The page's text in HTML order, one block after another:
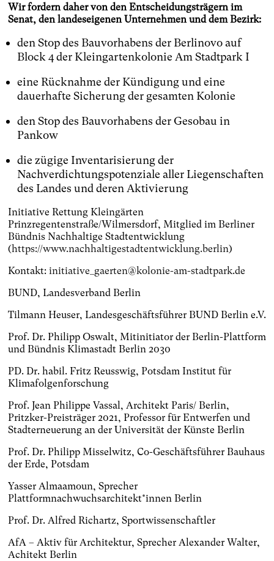
Wir fordern daher von den Entscheidungsträgern im
Senat, den landeseigenen Unternehmen und dem Bezirk:
den Stop des Bauvorhabens der Berlinovo auf
Block 4 der Kleingartenkolonie Am Stadtpark I
eine Rücknahme der Kündigung und eine
dauerhafte Sicherung der gesamten Kolonie
den Stop des Bauvorhabens der Gesobau in
Pankow
die zügige Inventarisierung der
Nachverdichtungspotenziale aller Liegenschaften
des Landes und deren Aktivierung
Initiative Rettung Kleingärten
Prinzregentenstraße/Wilmersdorf, Mitglied im Berliner
Bündnis Nachhaltige Stadtentwicklung
(https://www.nachhaltigestadtentwicklung.berlin)
Kontakt: initiative_gaerten@kolonie-am-stadtpark.de
BUND, Landesverband Berlin
Tilmann Heuser, Landesgeschäftsführer BUND Berlin e.V.
Prof. Dr. Philipp Oswalt, Mitinitiator der Berlin-Plattform
und Bündnis Klimastadt Berlin 2030
PD. Dr. habil. Fritz Reusswig, Potsdam Institut für
Klimafolgenforschung
Prof. Jean Philippe Vassal, Architekt Paris/ Berlin,
Pritzker-Preisträger 2021, Professor für Entwerfen und
Stadterneuerung an der Universität der Künste Berlin
Prof. Dr. Philipp Misselwitz, Co-Geschäftsführer Bauhaus
der Erde, Potsdam
Yasser Almaamoun, Sprecher
Plattformnachwuchsarchitekt*innen Berlin
Prof. Dr. Alfred Richartz, Sportwissenschaftler
AfA – Aktiv für Architektur, Sprecher Alexander Walter,
Achitekt Berlin